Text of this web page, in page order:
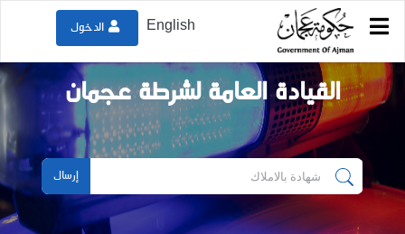
English الدخول
القيادة العامة لشرطة عجمان
إرسال